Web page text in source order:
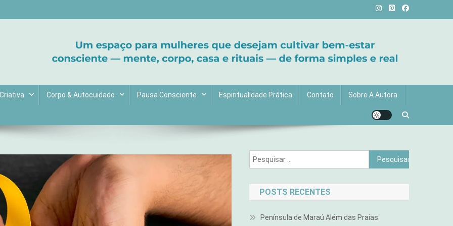
Corpo & Autocuidado Pausa Consciente Espiritualidade Prática Contato Sobre A Autora
Pesquisar
por:
POSTS RECENTES
Península de Maraú Além das Praias: